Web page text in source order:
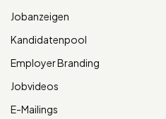
Jobanzeigen
Kandidatenpool
Employer Branding
Jobvideos
E-Mailings